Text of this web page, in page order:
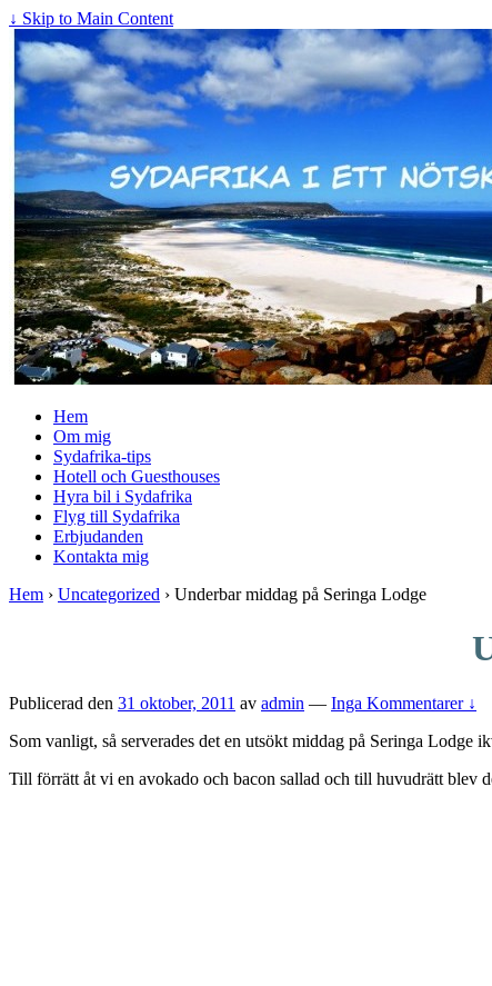
↓ Skip to Main Content
Hem
Om mig
Sydafrika-tips
Hotell och Guesthouses
Hyra bil i Sydafrika
Flyg till Sydafrika
Erbjudanden
Kontakta mig
Hem › Uncategorized › Underbar middag på Seringa Lodge
Publicerad den 31 oktober, 2011 av admin — Inga Kommentarer ↓
Som vanligt, så serverades det en utsökt middag på Seringa Lodge
Till förrätt åt vi en avokado och bacon sallad och till huvudrätt blev